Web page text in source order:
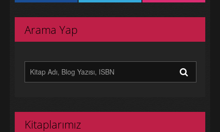
Arama Yap
Kitaplarımız